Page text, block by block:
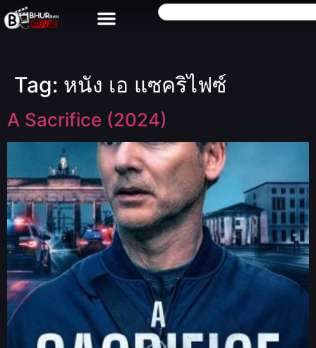
Tag: หนัง เอ แซคริไฟซ์
A Sacrifice (2024)